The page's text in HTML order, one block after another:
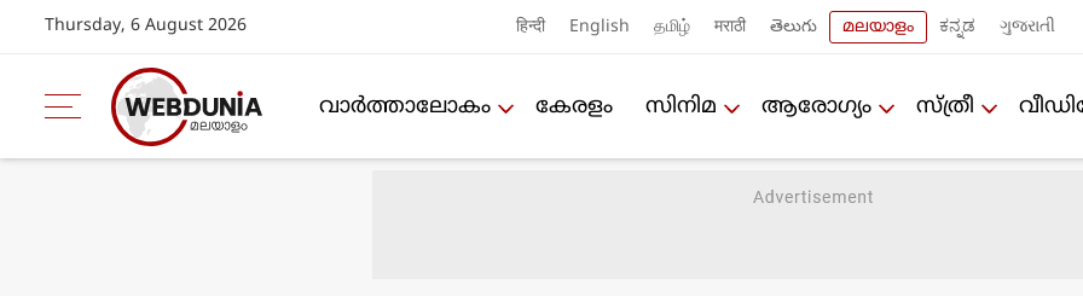
Thursday, 6 August 2026 हिन्दी English தமிழ் मराठी తెలుగు മലയാളം ಕನ್ನಡ ગુજરાતી
വാര്‍ത്താലോകം കേരളം സിനിമ ആരോഗ്യം സ്ത്രീ